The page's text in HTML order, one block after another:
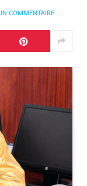
COMMENTAIRE